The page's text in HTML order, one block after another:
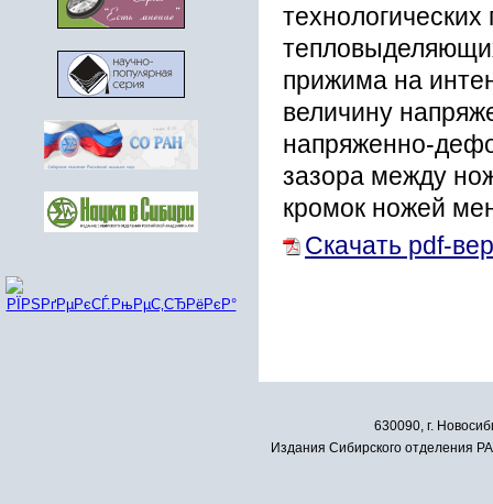
прижима на
величину
напряженно-
зазора между
кромок ножей
Скачать pdf-
630090, г.
Издания Сибирского отделения